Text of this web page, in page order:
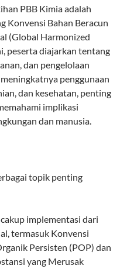
PBB Kimia adalah
Konvensi Bahan Beracun
(Global Harmonized
peserta diajarkan tentang
dan pengelolaan
penggunaan
dan kesehatan, penting
implikasi
dan manusia.
topik penting
implementasi dari
termasuk Konvensi
Persisten (POP) dan
yang Merusak